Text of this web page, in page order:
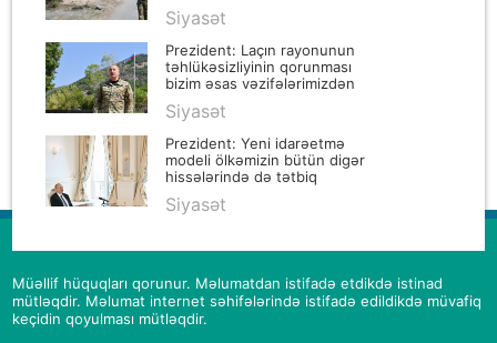
Siyasət
Prezident: Laçın rayonunun
təhlükəsizliyinin qorunması
bizim əsas vəzifələrimizdən
Siyasət
Prezident: Yeni idarəetmə
modeli ölkəmizin bütün digər
hissələrində də tətbiq
Siyasət
Müəllif hüquqları qorunur. Məlumatdan istifadə etdikdə istinad
mütləqdir. Məlumat internet səhifələrində istifadə edildikdə müvafiq
keçidin qoyulması mütləqdir.